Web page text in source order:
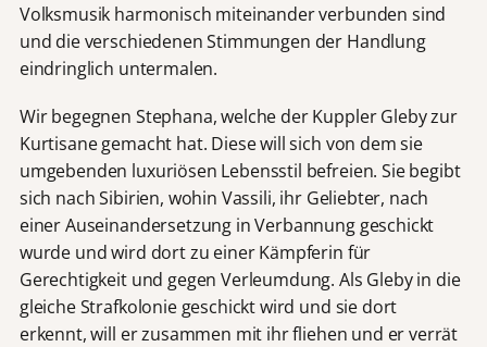
Volksmusik harmonisch miteinander verbunden sind
und die verschiedenen Stimmungen der Handlung
eindringlich untermalen.
Wir begegnen Stephana, welche der Kuppler Gleby zur
Kurtisane gemacht hat. Diese will sich von dem sie
umgebenden luxuriösen Lebensstil befreien. Sie begibt
sich nach Sibirien, wohin Vassili, ihr Geliebter, nach
einer Auseinandersetzung in Verbannung geschickt
wurde und wird dort zu einer Kämpferin für
Gerechtigkeit und gegen Verleumdung. Als Gleby in die
gleiche Strafkolonie geschickt wird und sie dort
erkennt, will er zusammen mit ihr fliehen und er verrät